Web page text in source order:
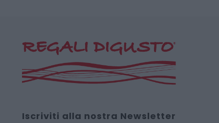
Iscriviti alla nostra Newsletter